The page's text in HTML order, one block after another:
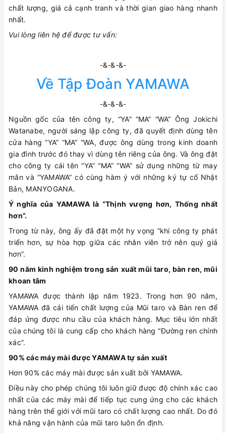
chất lượng, giá cả cạnh tranh và thời gian giao hàng nhanh
nhất.
Vui lòng liên hệ để được tư vấn:
-&-&-&-
Về Tập Đoàn YAMAWA
-&-&-&-
Nguồn gốc của tên công ty, “YA” “MA” “WA” Ông Jokichi
Watanabe, người sáng lập công ty, đã quyết định dùng tên
cửa hàng “YA” “MA” “WA, được ông dùng trong kinh doanh
gia đình trước đó thay vì dùng tên riêng của ông. Và ông đặt
cho công ty cái tên “YA” “MA” “WA” sử dụng những từ may
mắn và “YAMAWA” có cùng hàm ý với những ký tự cổ Nhật
Bản, MANYOGANA.
Ý nghĩa của YAMAWA là “Thịnh vượng hơn, Thống nhất
hơn”.
Trong từ này, ông ấy đã đặt một hy vọng “khi công ty phát
triển hơn, sự hòa hợp giữa các nhân viên trở nên quý giá
hơn”.
90 năm kinh nghiệm trong sản xuất mũi taro, bàn ren, mũi
khoan tâm
YAMAWA được thành lập năm 1923. Trong hơn 90 năm,
YAMAWA đã cải tiến chất lượng của Mũi taro và Bàn ren để
đáp ứng được nhu cầu của khách hàng. Mục tiêu lớn nhất
của chúng tôi là cung cấp cho khách hàng “Đường ren chính
xác”.
90% các máy mài được YAMAWA tự sản xuất
Hơn 90% các máy mài được sản xuất bởi YAMAWA.
Điều này cho phép chúng tôi luôn giữ được độ chính xác cao
nhất của các máy mài để tiếp tục cung ứng cho các khách
hàng trên thế giới với mũi taro có chất lượng cao nhất. Do đó
khả năng vận hành của mũi taro luôn ổn định.